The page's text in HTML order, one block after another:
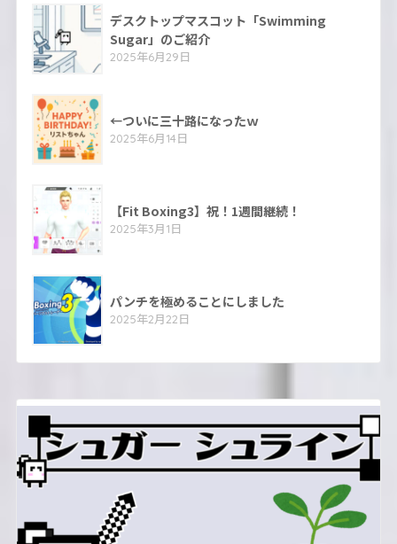
デスクトップマスコット「Swimming
Sugar」のご紹介
2025年6月29日
←ついに三十路になったｗ
2025年6月14日
【Fit Boxing3】祝！1週間継続！
2025年3月1日
パンチを極めることにしました
2025年2月22日